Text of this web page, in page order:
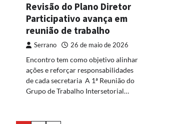
Revisão do Plano Diretor
Participativo avança em
reunião de trabalho
Serrano 26 de maio de 2026
Encontro tem como objetivo alinhar
ações e reforçar responsabilidades
de cada secretaria A 1ª Reunião do
Grupo de Trabalho Intersetorial…